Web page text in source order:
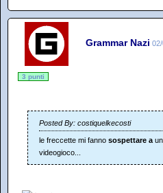
Grammar Nazi
3 punti
Posted By: costiquelkecosti
le freccette mi fanno sospettare a
videogioco...